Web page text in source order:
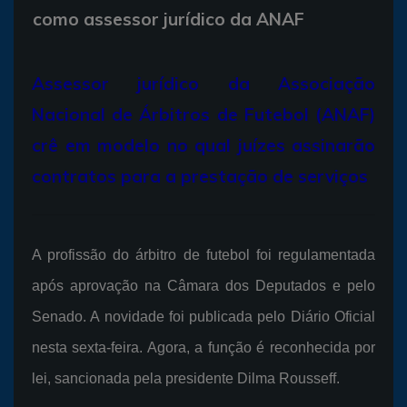
como assessor jurídico da ANAF
Assessor jurídico da Associação
Nacional de Árbitros de Futebol (ANAF)
crê em modelo no qual juízes assinarão
contratos para a prestação de serviços
A profissão do árbitro de futebol foi regulamentada
após aprovação na Câmara dos Deputados e pelo
Senado. A novidade foi publicada pelo Diário Oficial
nesta sexta-feira. Agora, a função é reconhecida por
lei, sancionada pela presidente Dilma Rousseff.